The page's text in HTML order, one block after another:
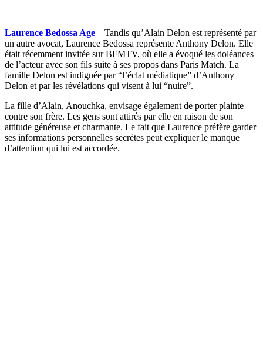
Laurence Bedossa Age – Tandis qu’Alain Delon est représenté par
un autre avocat, Laurence Bedossa représente Anthony Delon. Elle
était récemment invitée sur BFMTV, où elle a évoqué les doléances
de l’acteur avec son fils suite à ses propos dans Paris Match. La
famille Delon est indignée par “l’éclat médiatique” d’Anthony
Delon et par les révélations qui visent à lui “nuire”.
La fille d’Alain, Anouchka, envisage également de porter plainte
contre son frère. Les gens sont attirés par elle en raison de son
attitude généreuse et charmante. Le fait que Laurence préfère garder
ses informations personnelles secrètes peut expliquer le manque
d’attention qui lui est accordée.